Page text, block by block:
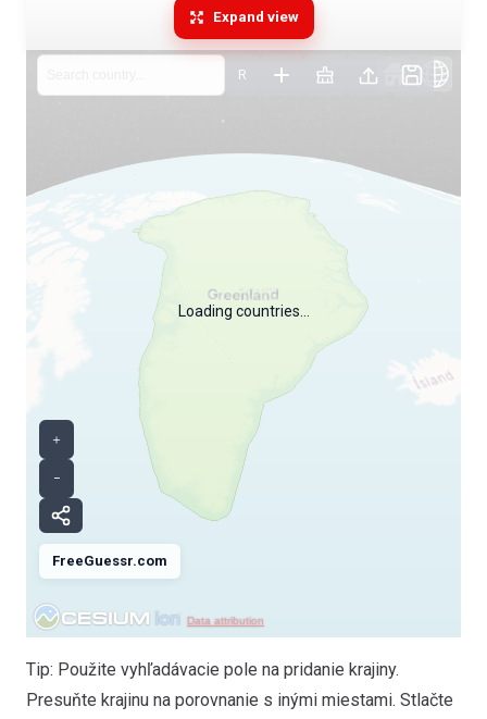
Expand view
Loading countries…
Data attribution
＋
−
FreeGuessr.com
R
Tip: Použite vyhľadávacie pole na pridanie krajiny.
Presuňte krajinu na porovnanie s inými miestami. Stlačte